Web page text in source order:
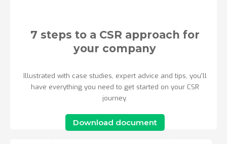
7 steps to a CSR approach for
your company
Illustrated with case studies, expert advice and tips, you'll
have everything you need to get started on your CSR
journey.
Download document